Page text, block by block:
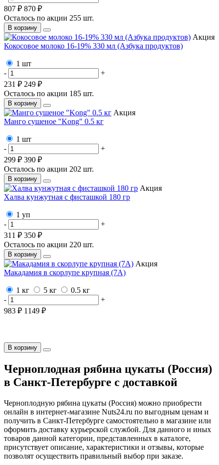
807 ₽ 870 ₽
Осталось по акции 255 шт.
В корзину
Акция
Кокосовое молоко 16-19% 330 мл (Азбука продуктов)
1 шт
-
+
231 ₽ 249 ₽
Осталось по акции 185 шт.
В корзину
Акция
Манго сушеное "Kong" 0.5 кг
1 шт
-
+
299 ₽ 390 ₽
Осталось по акции 202 шт.
В корзину
Акция
Халва кунжутная с фисташкой 180 гр
1 уп
-
+
311 ₽ 350 ₽
Осталось по акции 220 шт.
В корзину
Акция
Макадамия в скорлупе крупная (7А)
1 кг 5 кг
0.5 кг
-
+
983 ₽ 1149 ₽
В корзину
Черноплодная рябина цукаты (Россия)
в Санкт-Петербурге с доставкой
Черноплодную рябина цукаты (Россия) можно приобрести
онлайн в интернет-магазине Nuts24.ru по выгодным ценам и
получить в Санкт-Петербурге самостоятельно в магазине или
оформить доставку курьерской службой. Для данного и иных
товаров данной категории, представленных в каталоге,
присутствует описание, характеристики и отзывы, которые
позволят осуществить правильный выбор при заказе.